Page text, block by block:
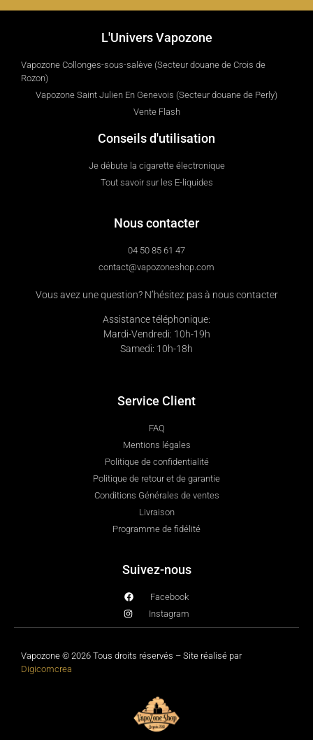
L'Univers Vapozone
Vapozone Collonges-sous-salève (Secteur douane de Crois de
Rozon)
Vapozone Saint Julien En Genevois (Secteur douane de Perly)
Vente Flash
Conseils d'utilisation
Je débute la cigarette électronique
Tout savoir sur les E-liquides
Nous contacter
04 50 85 61 47
contact@vapozoneshop.com
Vous avez une question? N’hésitez pas à nous contacter
Assistance téléphonique:
Mardi-Vendredi: 10h-19h
Samedi: 10h-18h
Service Client
FAQ
Mentions légales
Politique de confidentialité
Politique de retour et de garantie
Conditions Générales de ventes
Livraison
Programme de fidélité
Suivez-nous
Facebook
Instagram
Vapozone © 2026 Tous droits réservés – Site réalisé par
Digicomcrea